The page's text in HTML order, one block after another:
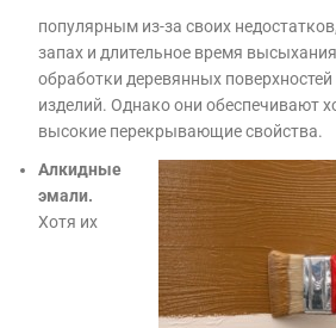
популярным из-за своих
запах и длительное время
обработки деревянных
изделий. Однако они обеспечивают
высокие перекрывающие свойства.
Алкидные
эмали.
Хотя их